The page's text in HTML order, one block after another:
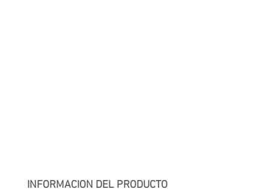
INFORMACIÓN DEL PRODUCTO